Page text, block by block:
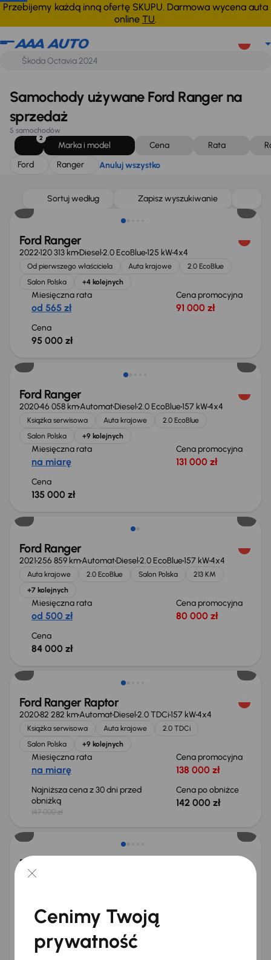
Przebijemy każdą inną ofertę SKUPU. Darmowa wycena auta
online TU.
Ford Ranger Anuluj wszystko
Samochody używane Ford Ranger na
sprzedaż
5 samochodów
2
Marka i model Cena Rata
Ford
Ranger Anuluj wszystko
Sortuj według Zapisz wyszukiwanie
Możliwość odliczenia VAT
Ford Ranger
2022120 313 kmDiesel2.0 EcoBlue125 kW4x4
Od pierwszego właściciela Auta krajowe
2.0 EcoBlue
Salon Polska
+4 kolejnych
Miesięczna rata
od 565 zł
Cena promocyjna
91 000 zł
Cena
95 000 zł
Możliwość odliczenia VAT
Ford Ranger
202046 058 kmAutomatDiesel2.0 EcoBlue157 kW4x4
Książka serwisowa Auta krajowe
2.0 EcoBlue
Salon Polska
+9 kolejnych
Miesięczna rata
na miarę
Cena promocyjna
131 000 zł
Cena
135 000 zł
Możliwość odliczenia VAT
Ford Ranger
2021256 859 kmAutomatDiesel2.0 EcoBlue157 kW4x4
Auta krajowe 2.0 EcoBlue Salon Polska
213 KM
+7 kolejnych
Miesięczna rata
od 500 zł
Cena promocyjna
80 000 zł
Cena
84 000 zł
Taniej o 5 000 zł
Ford Ranger Raptor
202082 282 kmAutomatDiesel2.0 TDCi157 kW4x4
Książka serwisowa Auta krajowe
2.0 TDCi
Salon Polska
+9 kolejnych
Miesięczna rata
na miarę
Cena promocyjna
138 000 zł
Najniższa cena z 30 dni przed
obniżką
147 000 zł
Cena po obniżce
142 000 zł
Możliwość odliczenia VAT
Ford Ranger Raptor
2020
Miesięczna rata
Cena
Cenimy Twoją
prywatność